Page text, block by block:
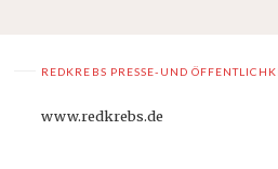
REDKREBS PRESSE-UND
www.redkrebs.de